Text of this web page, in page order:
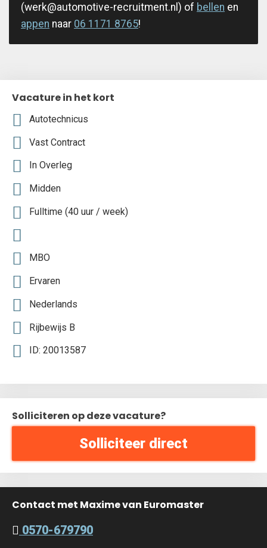
(werk@automotive-recruitment.nl) of bellen en
appen naar 06 1171 8765!
Vacature in het kort
Autotechnicus
Vast Contract
In Overleg
Midden
Fulltime (40 uur / week)
MBO
Ervaren
Nederlands
Rijbewijs B
ID: 20013587
Solliciteren op deze vacature?
Solliciteer direct
Contact met Maxime van Euromaster
0570-679790